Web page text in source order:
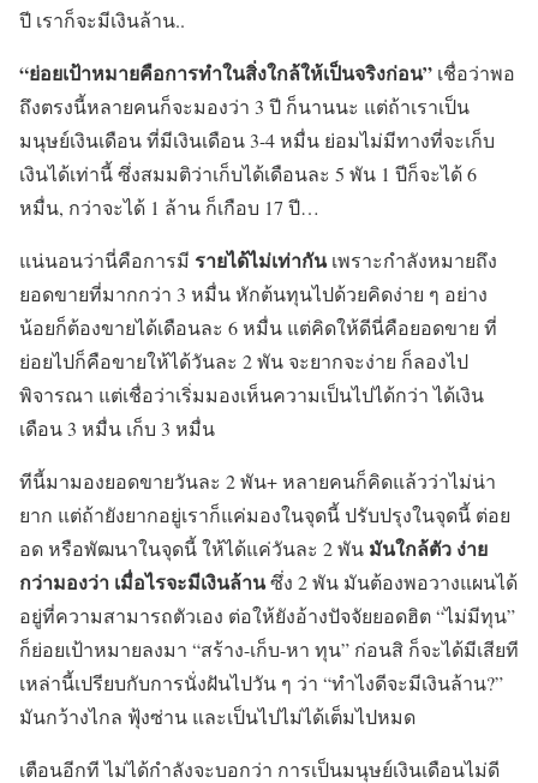
ปี เราก็จะมีเงินล้าน..
“ย่อยเป้าหมายคือการทำในสิ่งใกล้ให้เป็นจริงก่อน” เชื่อว่าพอ
ถึงตรงนี้หลายคนก็จะมองว่า 3 ปี ก็นานนะ แต่ถ้าเราเป็น
มนุษย์เงินเดือน ที่มีเงินเดือน 3-4 หมื่น ย่อมไม่มีทางที่จะเก็บ
เงินได้เท่านี้ ซึ่งสมมติว่าเก็บได้เดือนละ 5 พัน 1 ปีก็จะได้ 6
หมื่น, กว่าจะได้ 1 ล้าน ก็เกือบ 17 ปี…
แน่นอนว่านี่คือการมี รายได้ไม่เท่ากันเพราะกำลังหมายถึง
ยอดขายที่มากกว่า 3 หมื่น หักต้นทุนไปด้วยคิดง่าย ๆ อย่าง
น้อยก็ต้องขายได้เดือนละ 6 หมื่น แต่คิดให้ดีนี่คือยอดขาย ที่
ย่อยไปก็คือขายให้ได้วันละ 2 พัน จะยากจะง่าย ก็ลองไป
พิจารณา แต่เชื่อว่าเริ่มมองเห็นความเป็นไปได้กว่า ได้เงิน
เดือน 3 หมื่น เก็บ 3 หมื่น
ทีนี้มามองยอดขายวันละ 2 พัน+ หลายคนก็คิดแล้วว่าไม่น่า
ยาก แต่ถ้ายังยากอยู่เราก็แค่มองในจุดนี้ ปรับปรุงในจุดนี้ ต่อย
อด หรือพัฒนาในจุดนี้ ให้ได้แค่วันละ 2 พัน มันใกล้ตัว ง่าย
กว่ามองว่า เมื่อไรจะมีเงินล้านซึ่ง 2 พัน มันต้องพอวางแผนได้
อยู่ที่ความสามารถตัวเอง ต่อให้ยังอ้างปัจจัยยอดฮิต “ไม่มีทุน”
ก็ย่อยเป้าหมายลงมา “สร้าง-เก็บ-หา ทุน” ก่อนสิ ก็จะได้มีเสียที
เหล่านี้เปรียบกับการนั่งฝันไปวัน ๆ ว่า “ทำไงดีจะมีเงินล้าน?”
มันกว้างไกล ฟุ้งซ่าน และเป็นไปไม่ได้เต็มไปหมด
เตือนอีกที ไม่ได้กำลังจะบอกว่า การเป็นมนุษย์เงินเดือนไม่ดี